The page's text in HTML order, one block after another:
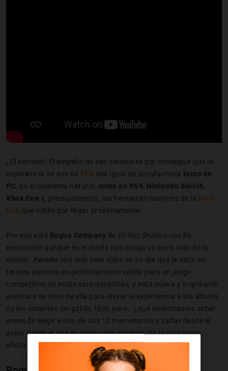
¿El secreto? El empeño de sus creadores por conseguir que la
experiencia de sus 60 FPS sea igual de satisfactoria tanto en
PC , su ecosistema natural,
como en PS4, Nintendo Switch,
Xbox One y, presuponemos, las hermanas mayores de la Next-
Gen que están por llegar próximamente.
Por eso este Rogue Company de Hi-Rez Studios nos ha
encantado aunque en el fondo nos traiga un poco más de lo
mismo.
Fornite nos dejó bien claro en su día que la vista en
tercera persona es perfectamente válida para un juego
competitivo de estas características, y esta nueva y trepidante
aventura se sirve de ella para elevar la experiencia a los altares
de los amantes del gatillo fácil, pero… ¿qué necesitamos saber
antes de elegir a uno de sus 12 mercenarios y saltar desde el
avión desde el que se inicia cada misión? ¡Os lo contamos
ahora mismo!